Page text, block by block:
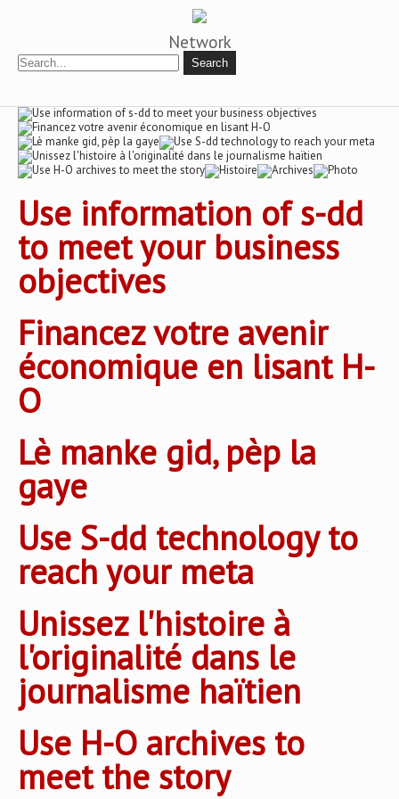
Network
Use information of s-dd
to meet your business
objectives
Financez votre avenir
économique en lisant H-
O
Lè manke gid, pèp la
gaye
Use S-dd technology to
reach your meta
Unissez l'histoire à
l'originalité dans le
journalisme haïtien
Use H-O archives to
meet the story